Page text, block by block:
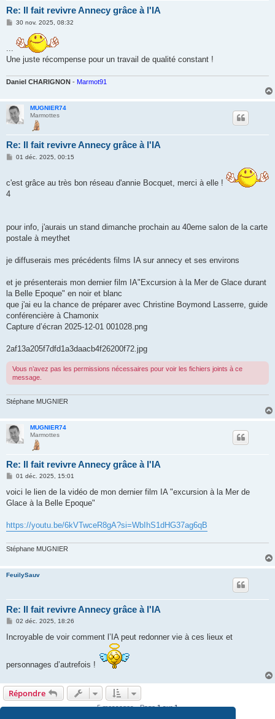
Re: Il fait revivre Annecy grâce à l'IA
M
s
g
30 nov. 2025, 08:32
Une juste récompense pour un travail de qualité constant !
Daniel CHARIGNON - Marmot91
MUGNIER74
Marmottes
Re: Il fait revivre Annecy grâce à l'IA
M
a
01 déc. 2025, 00:15
c'est grâce au très bon réseau d'annie Bocquet, merci à elle !
4
pour info, j'aurais un stand dimanche prochain au 40eme salon de la carte
postale à meythet
je diffuserais mes précédents films IA sur annecy et ses environs
et je présenterais mon dernier film IA"Excursion à la Mer de Glace durant
la Belle Epoque" en noir et blanc
que j'ai eu la chance de préparer avec Christine Boymond Lasserre, guide
conférencière à Chamonix
Capture d’écran 2025-12-01 001028.png
2af13a205f7dfd1a3daacb4f26200f72.jpg
Vous n’avez pas les permissions nécessaires pour voir les fichiers joints à ce
message.
Stéphane MUGNIER
MUGNIER74
Marmottes
Re: Il fait revivre Annecy grâce à l'IA
M
s
a
01 déc. 2025, 15:01
voici le lien de la vidéo de mon dernier film IA "excursion à la Mer de
Glace à la Belle Epoque"
https://youtu.be/6kVTwceR8gA?si=WbIhS1dHG37ag6qB
Stéphane MUGNIER
FeuilySauv
Re: Il fait revivre Annecy grâce à l'IA
M
s
e
02 déc. 2025, 18:26
Incroyable de voir comment l’IA peut redonner vie à ces lieux et
personnages d’autrefois !
Répondre
5 messages • Page1sur1